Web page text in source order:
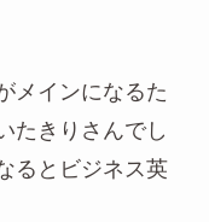
メインになるた
たきりさんでし
るとビジネス英